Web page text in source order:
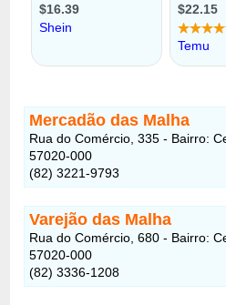
Mercadão das Malha
Rua do Comércio, 335 - Bairro:
57020-000
(82) 3221-9793
Varejão das Malha
Rua do Comércio, 680 - Bairro:
57020-000
(82) 3336-1208